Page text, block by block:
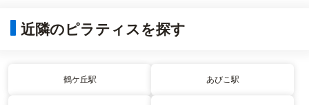
近隣のピラティスを探す
鶴ケ丘駅 あびこ駅